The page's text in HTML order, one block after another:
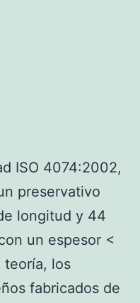
ISO 4074:2002,
preservativo
longitud y 44
un espesor <
teoría, los
fabricados de